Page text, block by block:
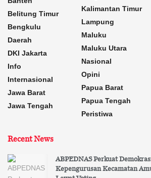
Belitung Timur
Bengkulu
Daerah
DKI Jakarta
Info
Internasional
Jawa Barat
Jawa Tengah
Kalimantan Timur
Lampung
Maluku
Maluku Utara
Nasional
Opini
Papua Barat
Papua Tengah
Peristiwa
Recent News
ABPEDNAS Perkuat
Kepengurusan Kecamatan